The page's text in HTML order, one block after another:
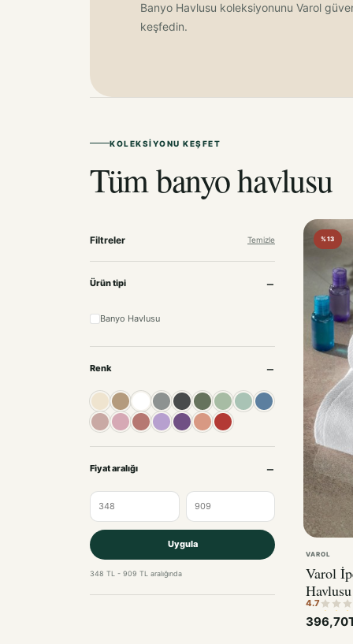
Banyo Havlusu koleksiyonunu Varol
keşfedin.
KOLEKSIYONU KEŞFET
Tüm banyo havlusu
Filtreler Temizle
Ürün tipi
Banyo Havlusu
Renk
KremBej BeyazGri Antrasit
YeşilAçık Yeşil
MintMavi
PudraPembeGül kurusu
Lila MorSomonKırmızı
Fiyat aralığı
Uygula
348 TL - 909 TL aralığında
%13
VAROL
Varol
4.7